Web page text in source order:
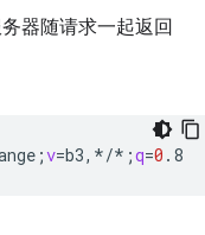
器随请求一起返回
;v=b3,*/* ;q=0